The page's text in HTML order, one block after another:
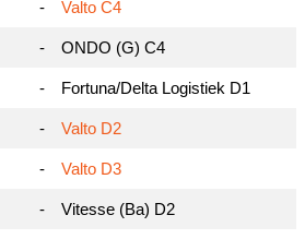
- Valto C4
- ONDO (G) C4
- Fortuna/Delta Logistiek D1
- Valto D2
- Valto D3
- Vitesse (Ba) D2